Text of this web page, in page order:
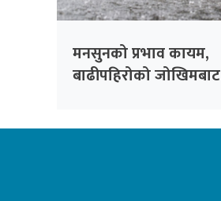
मनसुनको प्रभाव कायम,
बाढीपहिरोको जोखिमबाट